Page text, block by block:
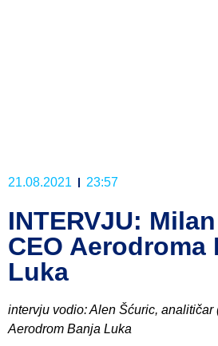
21.08.2021 23:57
INTERVJU:
CEO Aerodroma
Luka
intervju vodio: Alen Šćuric, analitičar
Aerodrom Banja Luka